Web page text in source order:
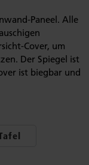
Paneel. Alle
Cover, um
Der Spiegel ist
ist biegbar und